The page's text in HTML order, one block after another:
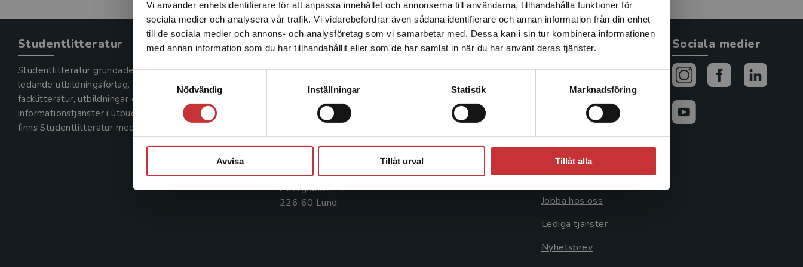
Vi använder enhetsidentifierare för att anpassa innehållet och annonserna till användarna, tillhandahålla funktioner för
sociala medier och analysera vår trafik. Vi vidarebefordrar även sådana identifierare och annan information från din enhet
till de sociala medier och annons- och analysföretag som vi samarbetar med. Dessa kan i sin tur kombinera informationen
med annan information som du har tillhandahållit eller som de har samlat in när du har använt deras tjänster.
Samtyckesval
Nödvändig
Inställningar Statistik Marknadsföring
Avvisa Tillåt urval Tillåt alla
Det verkar som att du besöker studentlitteratur.se via en
enhet utanför Sverige. Vi erbjuder inte leveranser utanför
Sverige. För att kunna slutföra ett köp måste
leveransadressen vara i Sverige.Läs mer
Studentlitteratur
Studentlitteratur grundades 1963 och är idag Sveriges
ledande utbildningsförlag. Med läromedel, kurslitteratur,
facklitteratur, utbildningar och digitala
informationstjänster i utbudet,
finns Studentlitteratur med längs hela kunskapsresan.
Kontakta oss
Kontakta oss
046-31 20 00
Postadress:
221 00 Lund
Besöksadress:
Åkergränden 1
Kundservice
Kontakta kundservice
046-31 21 00
Frågor och svar
Köpvillkor
Systemkrav
Allmänna länkar
Om oss
Avtal och rättigheter
Cookieinställningar
GDPR och
personuppgifter
Jobba hos oss
Lediga tjänster
Nyhetsbrev
Sociala medier